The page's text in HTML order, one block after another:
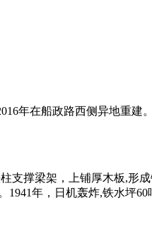
年在船政路西侧异地重建。
支撑梁架，上铺厚木板,形
年，日机轰炸,铁水坪